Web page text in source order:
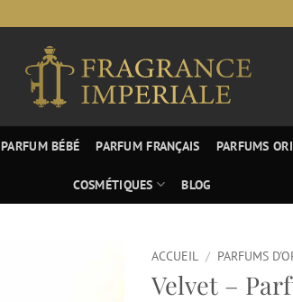
PARFUM BÉBÉ PARFUM FRANÇAIS PARFUMS
COSMÉTIQUES BLOG
ACCUEIL / PARFUMS
Velvet –